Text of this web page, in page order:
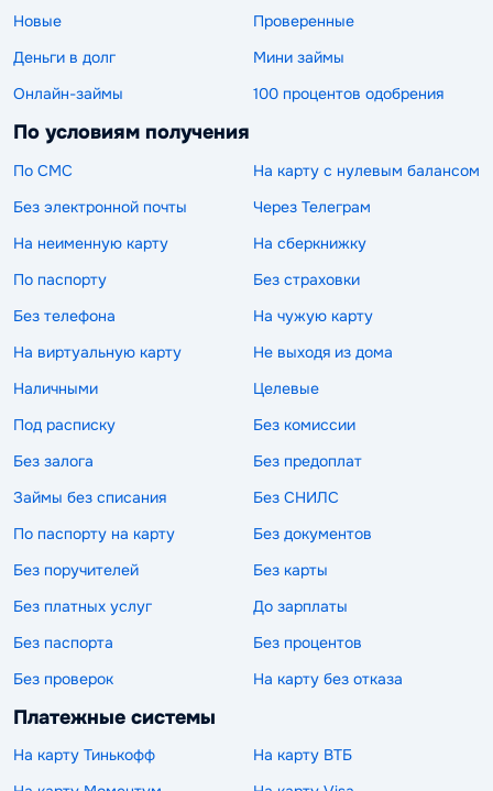
Новые
Проверенные
Деньги в долг
Мини займы
Онлайн-займы
100 процентов одобрения
По условиям получения
По СМС
На карту с нулевым балансом
Без электронной почты
Через Телеграм
На неименную карту
На сберкнижку
По паспорту
Без страховки
Без телефона
На чужую карту
На виртуальную карту
Не выходя из дома
Наличными
Целевые
Под расписку
Без комиссии
Без залога
Без предоплат
Займы без списания
Без СНИЛС
По паспорту на карту
Без документов
Без поручителей
Без карты
Без платных услуг
До зарплаты
Без паспорта
Без процентов
Без проверок
На карту без отказа
Платежные системы
На карту Тинькофф
На карту ВТБ